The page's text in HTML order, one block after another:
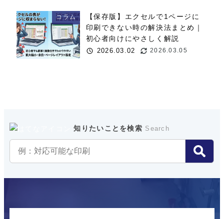
コラム
【保存版】エクセルで1ページに
印刷できない時の解決法まとめ｜
初心者向けにやさしく解説
投稿日
2026.03.02
更新日
2026.03.05
知りたいことを検索 Search